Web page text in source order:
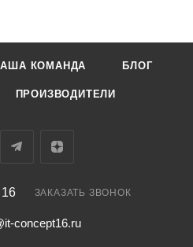
КОМАНДА БЛОГ
ПРОИЗВОДИТЕЛИ
ЗАКАЗАТЬ ЗВОНОК
concept16.ru